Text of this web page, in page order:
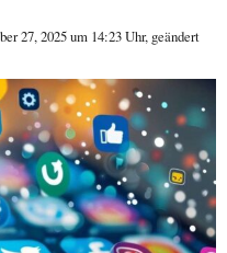
27, 2025um 14:23 Uhr, geändert